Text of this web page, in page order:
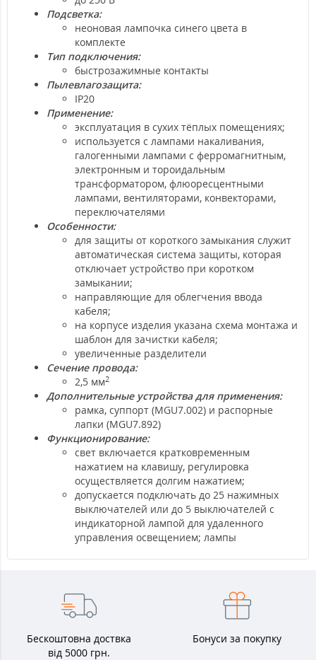
Подсветка:
неоновая лампочка синего цвета в
комплекте
Тип подключения:
быстрозажимные контакты
Пылевлагозащита:
IP20
Применение:
эксплуатация в сухих тёплых помещениях;
используется с лампами накаливания,
галогенными лампами с ферромагнитным,
электронным и тороидальным
трансформатором, флюоресцентными
лампами, вентиляторами, конвекторами,
переключателями
Особенности:
для защиты от короткого замыкания служит
автоматическая система защиты, которая
отключает устройство при коротком
замыкании;
направляющие для облегчения ввода
кабеля;
на корпусе изделия указана схема монтажа и
шаблон для зачистки кабеля;
увеличенные разделители
Сечение провода:
2,5 мм2
Дополнительные устройства для применения:
рамка, суппорт (MGU7.002) и распорные
лапки (MGU7.892)
Функционирование:
свет включается кратковременным
нажатием на клавишу, регулировка
осуществляется долгим нажатием;
допускается подключать до 25 нажимных
выключателей или до 5 выключателей с
индикаторной лампой для удаленного
управления освещением; лампы
Бескоштовна доствка
від 5000 грн.
Бонуси за покупку